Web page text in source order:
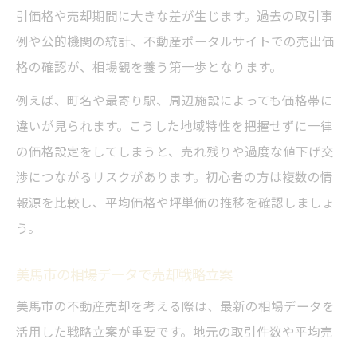
引価格や売却期間に大きな差が生じます。過去の取引事
例や公的機関の統計、不動産ポータルサイトでの売出価
格の確認が、相場観を養う第一歩となります。
例えば、町名や最寄り駅、周辺施設によっても価格帯に
違いが見られます。こうした地域特性を把握せずに一律
の価格設定をしてしまうと、売れ残りや過度な値下げ交
渉につながるリスクがあります。初心者の方は複数の情
報源を比較し、平均価格や坪単価の推移を確認しましょ
う。
美馬市の相場データで売却戦略立案
美馬市の不動産売却を考える際は、最新の相場データを
活用した戦略立案が重要です。地元の取引件数や平均売